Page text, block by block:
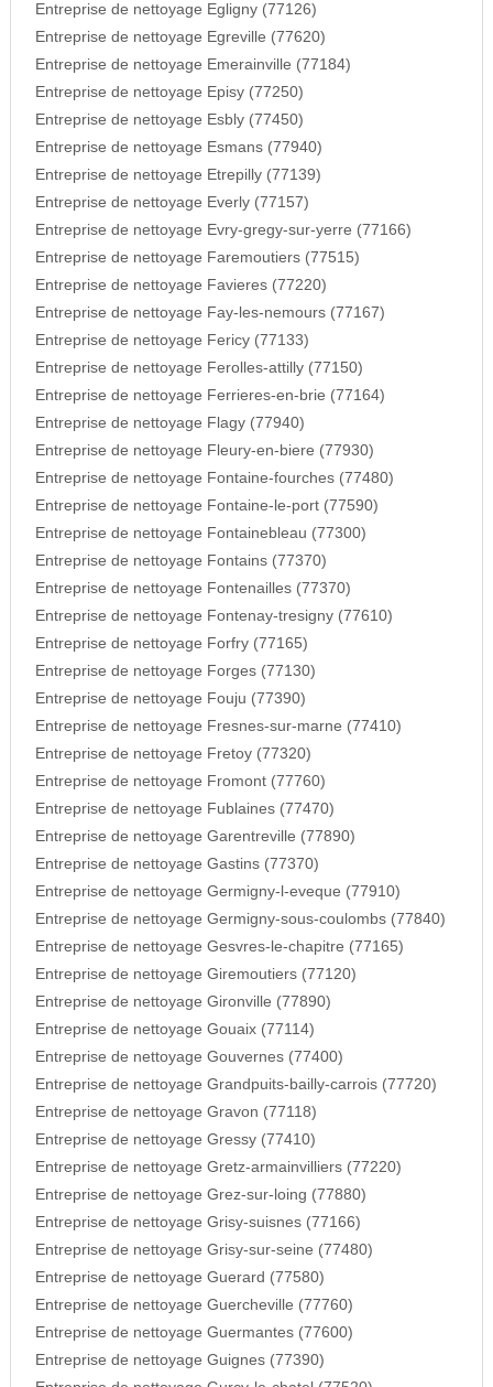
Entreprise de nettoyage Egligny (77126)
Entreprise de nettoyage Egreville (77620)
Entreprise de nettoyage Emerainville (77184)
Entreprise de nettoyage Episy (77250)
Entreprise de nettoyage Esbly (77450)
Entreprise de nettoyage Esmans (77940)
Entreprise de nettoyage Etrepilly (77139)
Entreprise de nettoyage Everly (77157)
Entreprise de nettoyage Evry-gregy-sur-yerre (77166)
Entreprise de nettoyage Faremoutiers (77515)
Entreprise de nettoyage Favieres (77220)
Entreprise de nettoyage Fay-les-nemours (77167)
Entreprise de nettoyage Fericy (77133)
Entreprise de nettoyage Ferolles-attilly (77150)
Entreprise de nettoyage Ferrieres-en-brie (77164)
Entreprise de nettoyage Flagy (77940)
Entreprise de nettoyage Fleury-en-biere (77930)
Entreprise de nettoyage Fontaine-fourches (77480)
Entreprise de nettoyage Fontaine-le-port (77590)
Entreprise de nettoyage Fontainebleau (77300)
Entreprise de nettoyage Fontains (77370)
Entreprise de nettoyage Fontenailles (77370)
Entreprise de nettoyage Fontenay-tresigny (77610)
Entreprise de nettoyage Forfry (77165)
Entreprise de nettoyage Forges (77130)
Entreprise de nettoyage Fouju (77390)
Entreprise de nettoyage Fresnes-sur-marne (77410)
Entreprise de nettoyage Fretoy (77320)
Entreprise de nettoyage Fromont (77760)
Entreprise de nettoyage Fublaines (77470)
Entreprise de nettoyage Garentreville (77890)
Entreprise de nettoyage Gastins (77370)
Entreprise de nettoyage Germigny-l-eveque (77910)
Entreprise de nettoyage Germigny-sous-coulombs (77840)
Entreprise de nettoyage Gesvres-le-chapitre (77165)
Entreprise de nettoyage Giremoutiers (77120)
Entreprise de nettoyage Gironville (77890)
Entreprise de nettoyage Gouaix (77114)
Entreprise de nettoyage Gouvernes (77400)
Entreprise de nettoyage Grandpuits-bailly-carrois (77720)
Entreprise de nettoyage Gravon (77118)
Entreprise de nettoyage Gressy (77410)
Entreprise de nettoyage Gretz-armainvilliers (77220)
Entreprise de nettoyage Grez-sur-loing (77880)
Entreprise de nettoyage Grisy-suisnes (77166)
Entreprise de nettoyage Grisy-sur-seine (77480)
Entreprise de nettoyage Guerard (77580)
Entreprise de nettoyage Guercheville (77760)
Entreprise de nettoyage Guermantes (77600)
Entreprise de nettoyage Guignes (77390)